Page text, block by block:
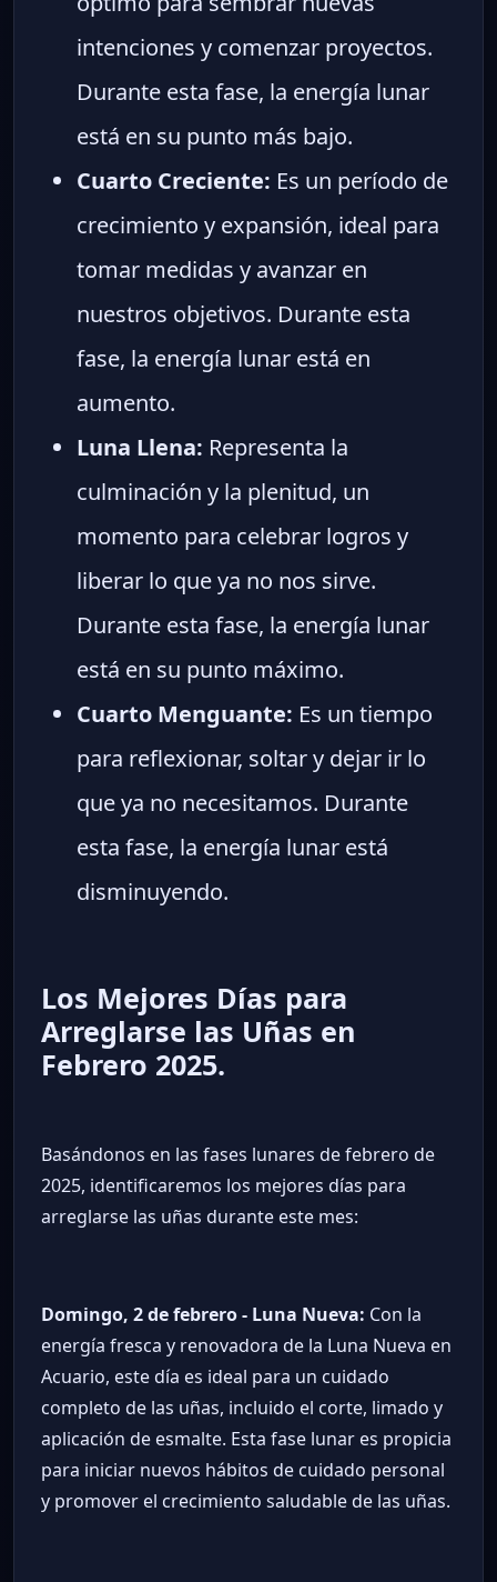
intenciones y comenzar proyectos.
Durante esta fase, la energía lunar
está en su punto más bajo.
Cuarto Creciente: Es un período de
crecimiento y expansión, ideal para
tomar medidas y avanzar en
nuestros objetivos. Durante esta
fase, la energía lunar está en
aumento.
Luna Llena: Representa la
culminación y la plenitud, un
momento para celebrar logros y
liberar lo que ya no nos sirve.
Durante esta fase, la energía lunar
está en su punto máximo.
Cuarto Menguante: Es un tiempo
para reflexionar, soltar y dejar ir lo
que ya no necesitamos. Durante
esta fase, la energía lunar está
disminuyendo.
Los Mejores Días para
Arreglarse las Uñas en
Febrero 2025.
Basándonos en las fases lunares de febrero de
2025, identificaremos los mejores días para
arreglarse las uñas durante este mes:
Domingo, 2 de febrero - Luna Nueva: Con la
energía fresca y renovadora de la Luna Nueva en
Acuario, este día es ideal para un cuidado
completo de las uñas, incluido el corte, limado y
aplicación de esmalte. Esta fase lunar es propicia
para iniciar nuevos hábitos de cuidado personal
y promover el crecimiento saludable de las uñas.